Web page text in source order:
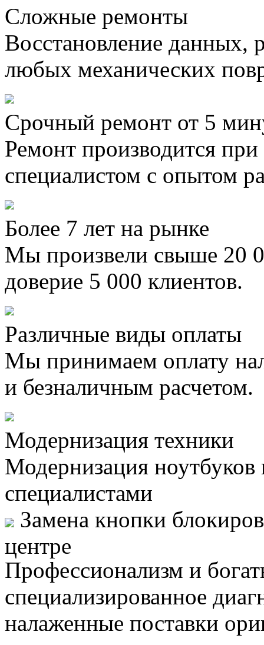
Сложные ремонты
Восстановление данных,
любых механических
Срочный ремонт от 5
Ремонт производится
специалистом с опытом
Более 7 лет на рынке
Мы произвели свыше 20
доверие 5 000 клиентов.
Различные виды оплаты
Мы принимаем оплату
и безналичным расчетом.
Модернизация техники
Модернизация
специалистами
Замена кнопки
центре
Профессионализм и
специализированное
налаженные поставки